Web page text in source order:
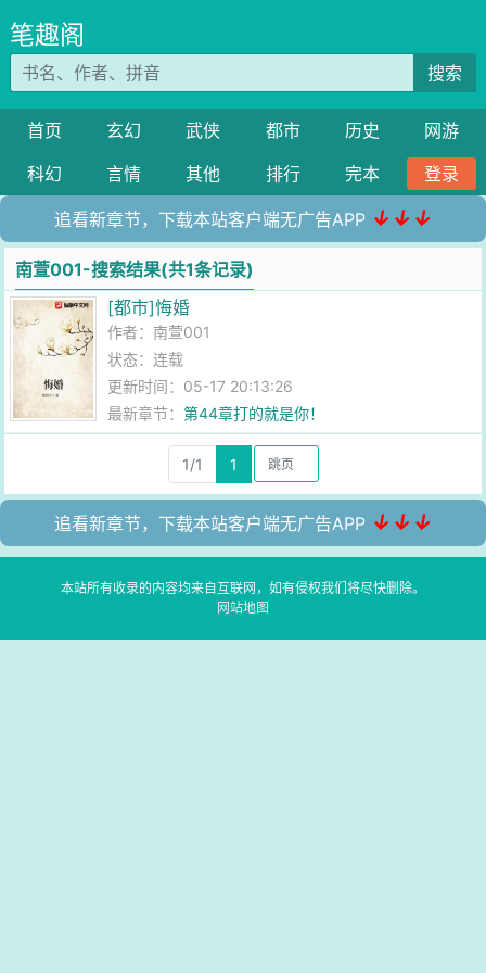
笔趣阁
搜索
首页 玄幻 武侠 都市 历史
网游
科幻
言情 其他 排行 完本 登录
追看新章节，下载本站客户端无广告APP ↓↓↓
南萱001-搜索结果(共1条记录)
[都市]悔婚
作者： 南萱001
状态：连载
更新时间：05-17 20:13:26
最新章节：第44章打的就是你！
1/1 1
追看新章节，下载本站客户端无广告APP ↓↓↓
本站所有收录的内容均来自互联网，如有侵权我们将尽快删除。
网站地图